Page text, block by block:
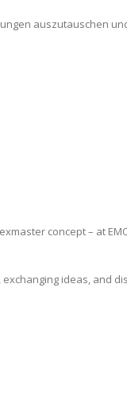
auszutauschen
concept – at
ideas, and